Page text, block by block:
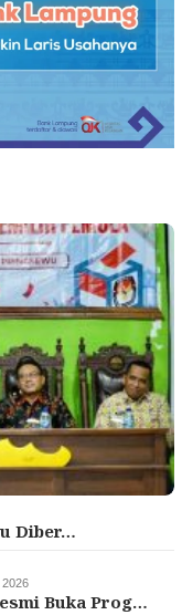
Diber…
Buka Prog…